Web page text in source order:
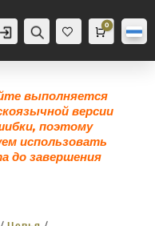
Аккаунт Поиск
Же
лан
Корзина
0
0,0грн
выполняется
версии
поэтому
использовать
до завершения